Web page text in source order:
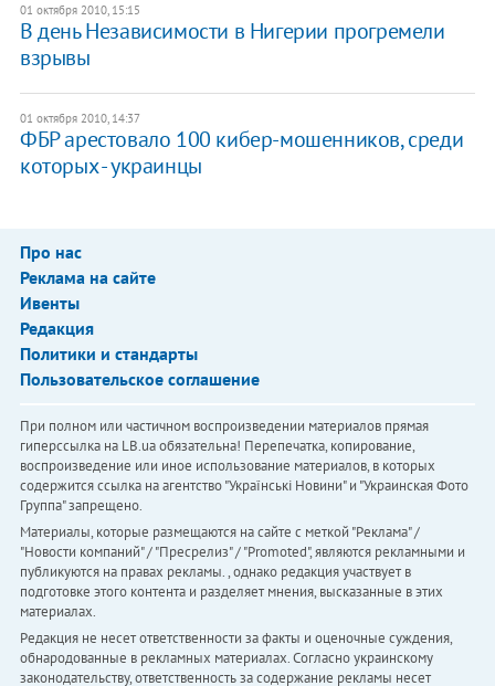
01 октября 2010, 15:15
В день Независимости в Нигерии прогремели
взрывы
01 октября 2010, 14:37
ФБР арестовало 100 кибер-мошенников, среди
которых - украинцы
Про нас
Реклама на сайте
Ивенты
Редакция
Политики и стандарты
Пользовательское соглашение
При полном или частичном воспроизведении материалов прямая
гиперссылка на LB.ua обязательна! Перепечатка, копирование,
воспроизведение или иное использование материалов, в которых
содержится ссылка на агентство "Українськi Новини" и "Украинская Фото
Группа" запрещено.
Материалы, которые размещаются на сайте с меткой "Реклама" /
"Новости компаний" / "Пресрелиз" / "Promoted", являются рекламными и
публикуются на правах рекламы. , однако редакция участвует в
подготовке этого контента и разделяет мнения, высказанные в этих
материалах.
Редакция не несет ответственности за факты и оценочные суждения,
обнародованные в рекламных материалах. Согласно украинскому
законодательству, ответственность за содержание рекламы несет